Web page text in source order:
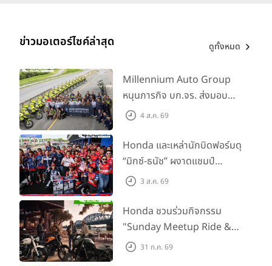
ข่าวมอเตอร์ไซค์ล่าสุด ดูทั้งหมด
Millennium Auto Group
หนุนภารกิจ บก.จร. ส่งมอบ
BMW R 1300 GS และ F 900
พร้อม ยกระดับทักษะการขับขี่
เสริมศักยภาพตำรวจจราจร
4 ส.ค. 69
Honda และเหล่านักบิดฟอร์มดุ
“มิกซ์-ธนัช” ผงาดแชมป์
SS600 2 สนามติด “ข้าวกล้อง”
สนาม 2
3 ส.ค. 69
Honda ชวนร่วมกิจกรรม
"Sunday Meetup Ride &
Soul" จิบกาแฟ พูดคุย แลก
31 ก.ค. 69